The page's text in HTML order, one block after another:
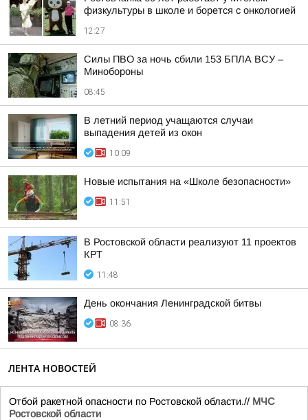
физкультуры в школе и борется с онкологией
12:27
Силы ПВО за ночь сбили 153 БПЛА ВСУ –
Минобороны
08:45
В летний период учащаются случаи
выпадения детей из окон
10:09
Новые испытания на «Школе безопасности»
11:51
В Ростовской области реализуют 11 проектов
КРТ
11:48
День окончания Ленинградской битвы
08:36
ЛЕНТА НОВОСТЕЙ
Отбой ракетной опасности по Ростовской области.// МЧС
Ростовской области